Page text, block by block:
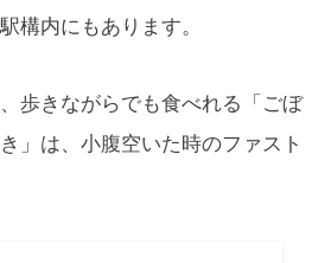
構内にもあります。
歩きながらでも食べれる「ごぼ
」は、小腹空いた時のファスト